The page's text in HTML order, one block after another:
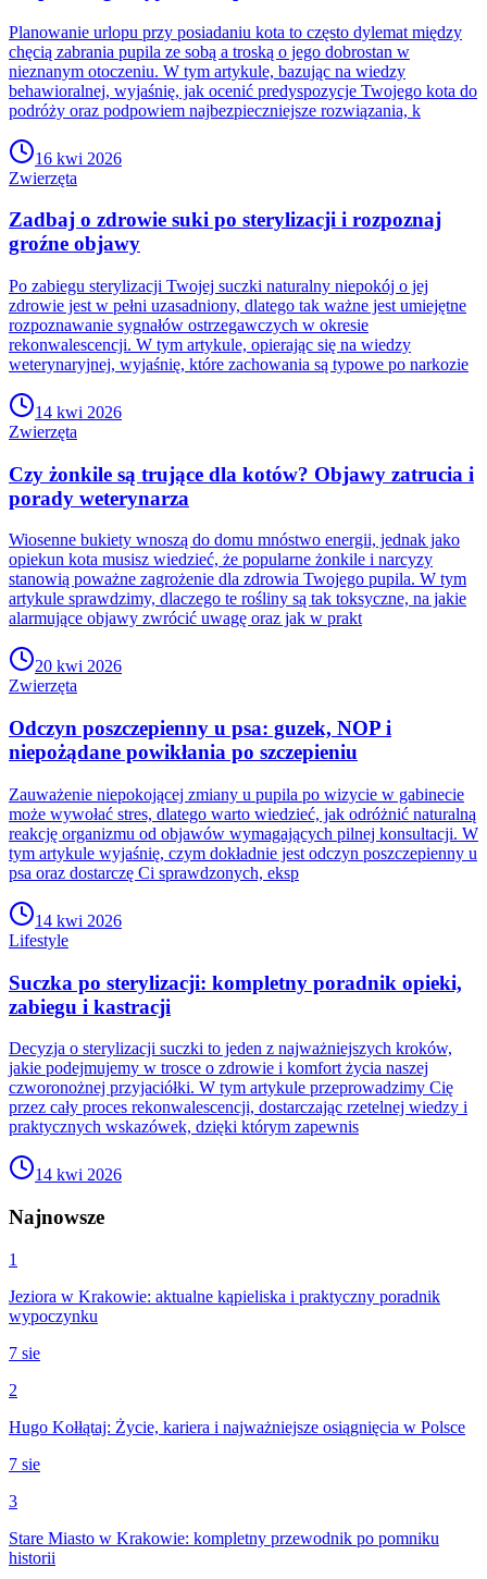
Planowanie urlopu przy posiadaniu kota to często dylemat między
chęcią zabrania pupila ze sobą a troską o jego dobrostan w
nieznanym otoczeniu. W tym artykule, bazując na wiedzy
behawioralnej, wyjaśnię, jak ocenić predyspozycje Twojego kota do
podróży oraz podpowiem najbezpieczniejsze rozwiązania, k
16 kwi 2026
Zwierzęta
Zadbaj o zdrowie suki po sterylizacji i rozpoznaj
groźne objawy
Po zabiegu sterylizacji Twojej suczki naturalny niepokój o jej
zdrowie jest w pełni uzasadniony, dlatego tak ważne jest umiejętne
rozpoznawanie sygnałów ostrzegawczych w okresie
rekonwalescencji. W tym artykule, opierając się na wiedzy
weterynaryjnej, wyjaśnię, które zachowania są typowe po narkozie
14 kwi 2026
Zwierzęta
Czy żonkile są trujące dla kotów? Objawy zatrucia i
porady weterynarza
Wiosenne bukiety wnoszą do domu mnóstwo energii, jednak jako
opiekun kota musisz wiedzieć, że popularne żonkile i narcyzy
stanowią poważne zagrożenie dla zdrowia Twojego pupila. W tym
artykule sprawdzimy, dlaczego te rośliny są tak toksyczne, na jakie
alarmujące objawy zwrócić uwagę oraz jak w prakt
20 kwi 2026
Zwierzęta
Odczyn poszczepienny u psa: guzek, NOP i
niepożądane powikłania po szczepieniu
Zauważenie niepokojącej zmiany u pupila po wizycie w gabinecie
może wywołać stres, dlatego warto wiedzieć, jak odróżnić naturalną
reakcję organizmu od objawów wymagających pilnej konsultacji. W
tym artykule wyjaśnię, czym dokładnie jest odczyn poszczepienny u
psa oraz dostarczę Ci sprawdzonych, eksp
14 kwi 2026
Lifestyle
Suczka po sterylizacji: kompletny poradnik opieki,
zabiegu i kastracji
Decyzja o sterylizacji suczki to jeden z najważniejszych kroków,
jakie podejmujemy w trosce o zdrowie i komfort życia naszej
czworonożnej przyjaciółki. W tym artykule przeprowadzimy Cię
przez cały proces rekonwalescencji, dostarczając rzetelnej wiedzy i
praktycznych wskazówek, dzięki którym zapewnis
14 kwi 2026
Najnowsze
1
Jeziora w Krakowie: aktualne kąpieliska i praktyczny poradnik
wypoczynku
7 sie
2
Hugo Kołłątaj: Życie, kariera i najważniejsze osiągnięcia w Polsce
7 sie
3
Stare Miasto w Krakowie: kompletny przewodnik po pomniku
historii